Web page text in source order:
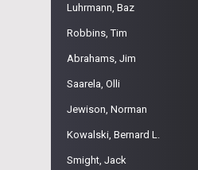
Luhrmann, Baz
Robbins, Tim
Abrahams, Jim
Saarela, Olli
Jewison, Norman
Kowalski, Bernard L.
Smight, Jack